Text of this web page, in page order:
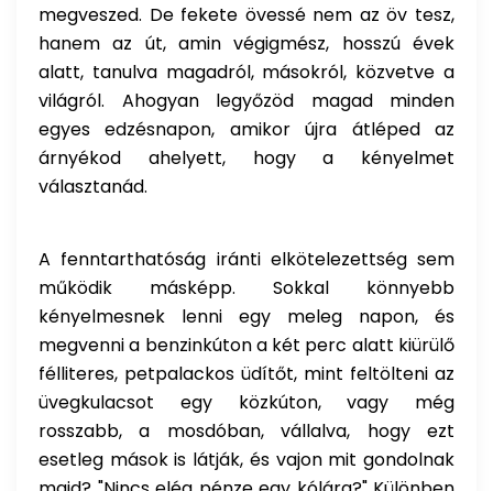
megveszed. De fekete övessé nem az öv tesz,
hanem az út, amin végigmész, hosszú évek
alatt, tanulva magadról, másokról, közvetve a
világról. Ahogyan legyőzöd magad minden
egyes edzésnapon, amikor újra átléped az
árnyékod ahelyett, hogy a kényelmet
választanád.
A fenntarthatóság iránti elkötelezettség sem
működik másképp. Sokkal könnyebb
kényelmesnek lenni egy meleg napon, és
megvenni a benzinkúton a két perc alatt kiürülő
félliteres, petpalackos üdítőt, mint feltölteni az
üvegkulacsot egy közkúton, vagy még
rosszabb, a mosdóban, vállalva, hogy ezt
esetleg mások is látják, és vajon mit gondolnak